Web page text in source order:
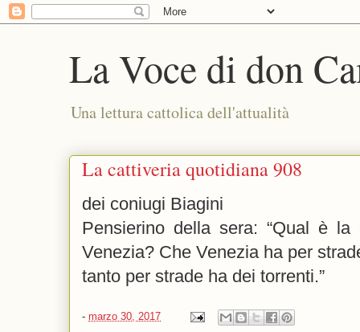
La Voce di don
Una lettura cattolica dell'attualità
La cattiveria quotidiana 908
dei coniugi Biagini
Pensierino della sera: “Qual è
Venezia? Che Venezia ha per
tanto per strade ha dei torrenti.”
- marzo 30, 2017